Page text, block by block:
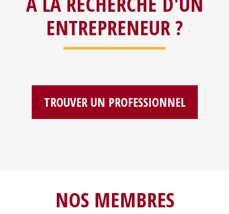
ENTREPRENEUR ?
TROUVER UN PROFESSIONNEL
NOS MEMBRES